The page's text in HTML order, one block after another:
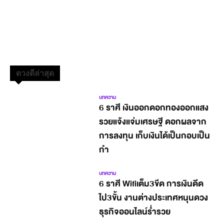
ดวงดีล่าสุด
บทความ
6 ราศี เงินออกดอกทองออกแสง
รวยแจ้งแจ่มเศรษฐี ดอกผลจาก
การลงทุน เก็บเงินได้เป็นกอบเป็น
กำ
บทความ
6 ราศี Wifiเต็ม3ขีด การเงินดีด
ไป3ขั้น งานต่างประเทศหนุนดวง
ธุรกิจออนไลน์ร่ำรวย